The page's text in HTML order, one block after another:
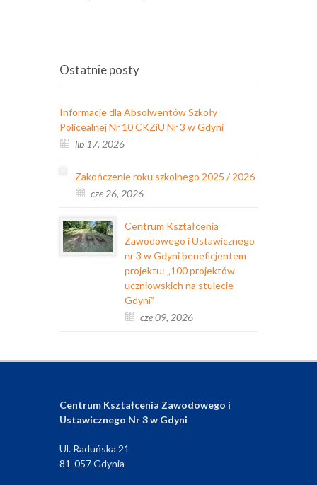
Ostatnie posty
Informacje dla Absolwentów Szkoły
Policealnej Nr 10 CKZiU Nr 3 w Gdyni
lip 17, 2026
Zakończenie roku szkolnego 2025 / 2026
cze 26, 2026
Centrum Kształcenia
Zawodowego i Ustawicznego
nr 3 w Gdyni beneficjentem
projektu: „100 projektów
uczniowskich na stulecie
Gdyni”
cze 09, 2026
Centrum Kształcenia Zawodowego i
Ustawicznego Nr 3 w Gdyni
Ul. Raduńska 21
81-057 Gdynia